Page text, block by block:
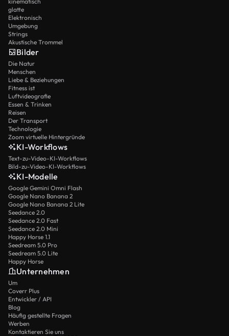
glatte
Elektronisch
Umgebung
Strings
Akustische Trommel
Bilder
Die Natur
Menschen
Liebe & Beziehungen
Fitness ist
Luftvideografie
Essen & Trinken
Reisen
Der Transport
Technologie
Zoom virtuelle Hintergründe
KI-Workflows
Text-zu-Video-KI-Workflows
Bild-zu-Video-KI-Workflows
KI-Modelle
Google Gemini Omni Flash
Google Nano Banana 2
Google Nano Banana 2 Lite
Seedance 2.0
Seedance 2.0 Fast
Seedance 2.0 Mini
Happy Horse 1.1
Seedream 5.0 Pro
Seedream 5.0 Lite
Happy Horse
Unternehmen
Um
Coverr Plus
Entwickler / API
Blog
Häufig gestellte Fragen
Werben
Kontaktieren Sie uns